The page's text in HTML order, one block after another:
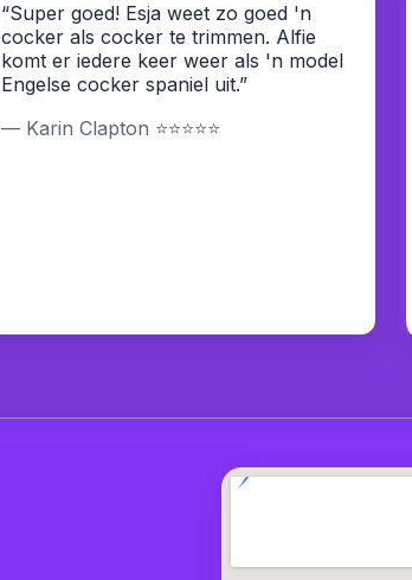
“Super goed! Esja weet zo goed 'n
cocker als cocker te trimmen. Alfie
komt er iedere keer weer als 'n model
Engelse cocker spaniel uit.”
— Karin Clapton ⭐⭐⭐⭐⭐